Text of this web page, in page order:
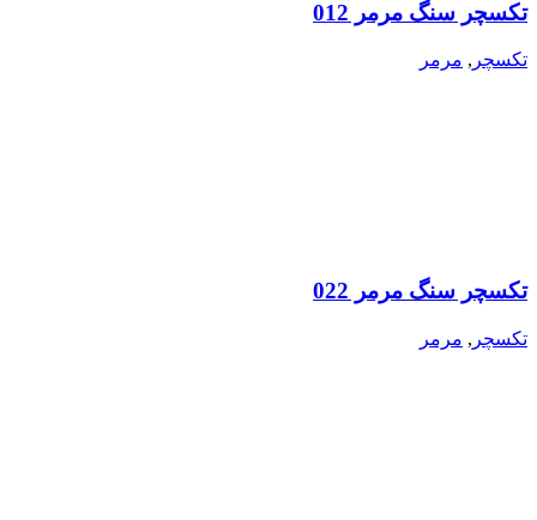
تکسچر سنگ مرمر 012
تکسچر , مرمر
تکسچر سنگ مرمر 022
تکسچر , مرمر